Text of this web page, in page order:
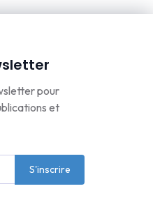
pour
et
S'inscrire